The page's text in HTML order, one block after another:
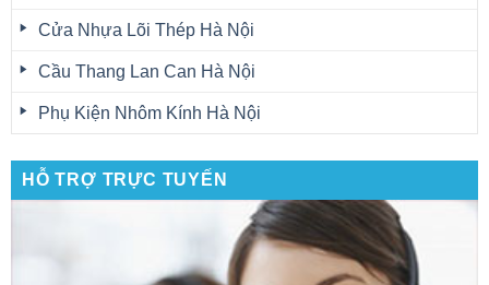
Cửa Nhựa Lõi Thép Hà Nội
Cầu Thang Lan Can Hà Nội
Phụ Kiện Nhôm Kính Hà Nội
HỖ TRỢ TRỰC TUYẾN